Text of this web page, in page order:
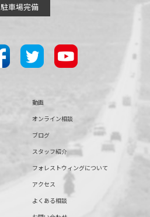
駐車場完備
動画
オンライン相談
ブログ
スタッフ紹介
フォレストウィングについて
アクセス
よくある相談